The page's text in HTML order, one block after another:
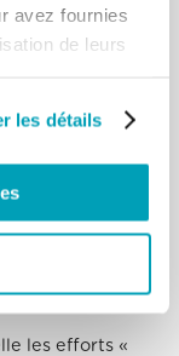
avez fournies
de leurs
les détails
des réseaux
très
et de la
les efforts «